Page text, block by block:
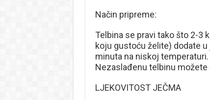
Način pripreme:
Telbina se pravi tako što 2-3
koju gustoću želite) dodate
minuta na niskoj
Nezaslađenu telbinu možete
LJEKOVITOST JEČMA